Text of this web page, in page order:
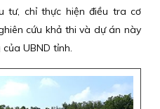
tư, chỉ thực hiện điều tra cơ
cứu khả thi và dự án này
UBND tỉnh.